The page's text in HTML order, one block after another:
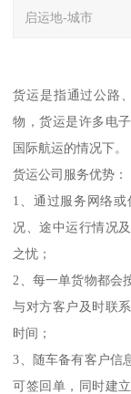
启运地-城市
货运是指通过公路
物，货运是许多电
国际航运的情况下。
货运公司服务优势：
1、通过服务网络
况、途中运行情况
之忧；
2、每一单货物都会
与对方客户及时联
时间；
3、随车备有客户信
可签回单，同时建